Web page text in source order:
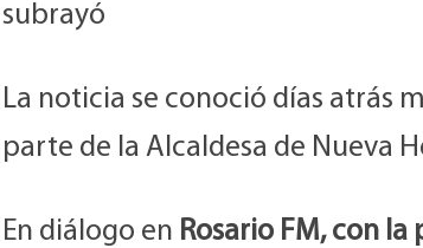
subrayó
La noticia se conoció días atrás
parte de la Alcaldesa de Nueva
En diálogo en Rosario FM, con